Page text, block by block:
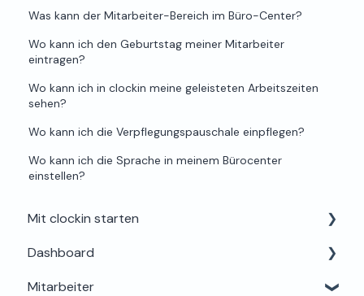
Was kann der Mitarbeiter-Bereich im Büro-Center?
Wo kann ich den Geburtstag meiner Mitarbeiter
eintragen?
Wo kann ich in clockin meine geleisteten Arbeitszeiten
sehen?
Wo kann ich die Verpflegungspauschale einpflegen?
Wo kann ich die Sprache in meinem Bürocenter
einstellen?
Mit clockin starten
Einrichtung für Admins
Alles rund um Testphase, Buchung & Lizenzen
Dashboard
Dein Profil
Mitarbeiter